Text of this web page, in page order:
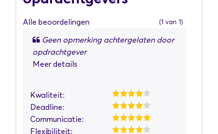
Alle beoordelingen (1 van 1)
Geen opmerking achtergelaten door
opdrachtgever
Meer details
Kwaliteit:
Deadline:
Communicatie:
Flexibiliteit: